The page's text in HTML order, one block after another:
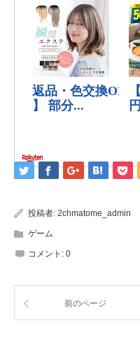
投稿者: 2chmatome_admin
ゲーム
コメント: 0
前のページ